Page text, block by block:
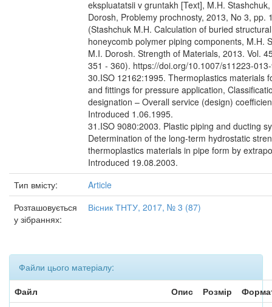
ekspluatatsii v gruntakh [Text], M.H.
Dorosh, Problemy prochnosty, 2013, No 3, pp.
(Stashchuk M.H. Calculation of buried structural
honeycomb polymer piping components, M.H.
M.I. Dorosh. Strength of Materials, 2013. Vol.
351 - 360). https://doi.org/10.1007/s11223-
30.ISO 12162:1995. Thermoplastics materials
and fittings for pressure application,
designation – Overall service (design)
Introduced 1.06.1995.
31.ISO 9080:2003. Plastic piping and ducting
Determination of the long-term hydrostatic
thermoplastics materials in pipe form by
Introduced 19.08.2003.
Тип вмісту:
Article
Розташовується
у зібраннях:
Вісник ТНТУ, 2017, № 3 (87)
Файли цього матеріалу:
Файл
Опис Розмір